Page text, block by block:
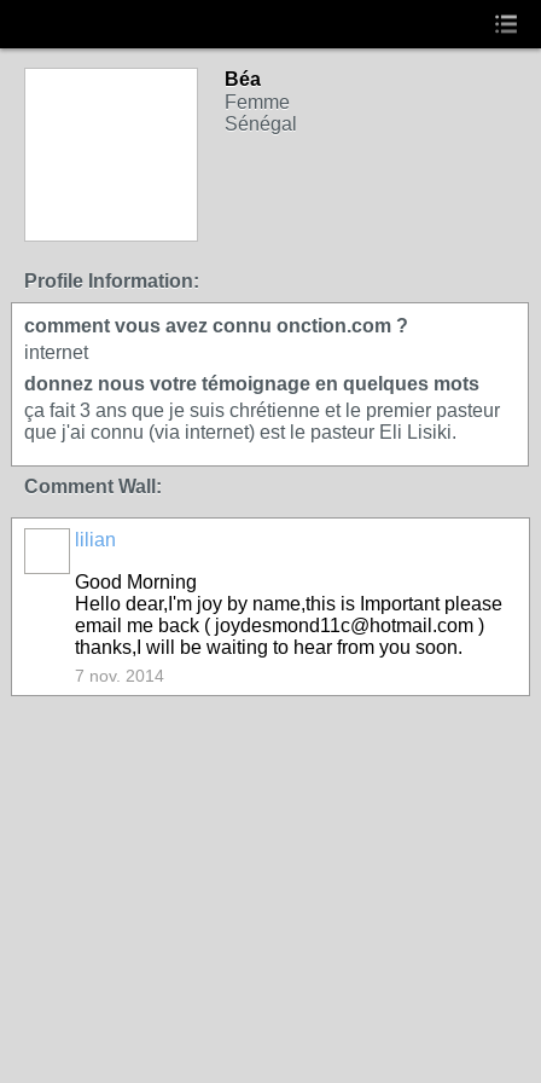
Béa
Femme
Sénégal
Profile Information:
comment vous avez connu onction.com ?
internet
donnez nous votre témoignage en quelques mots
ça fait 3 ans que je suis chrétienne et le premier pasteur
que j'ai connu (via internet) est le pasteur Eli Lisiki.
Comment Wall:
lilian
Good Morning
Hello dear,I'm joy by name,this is Important please
email me back ( joydesmond11c@hotmail.com )
thanks,I will be waiting to hear from you soon.
7 nov. 2014